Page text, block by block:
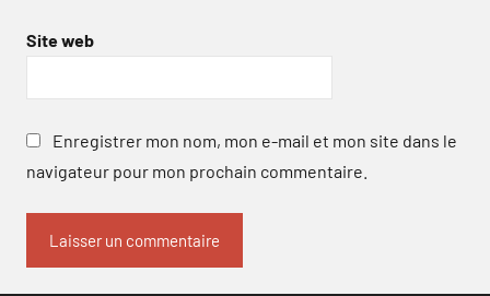
Site web
Enregistrer mon nom, mon e-mail et mon site dans le
navigateur pour mon prochain commentaire.